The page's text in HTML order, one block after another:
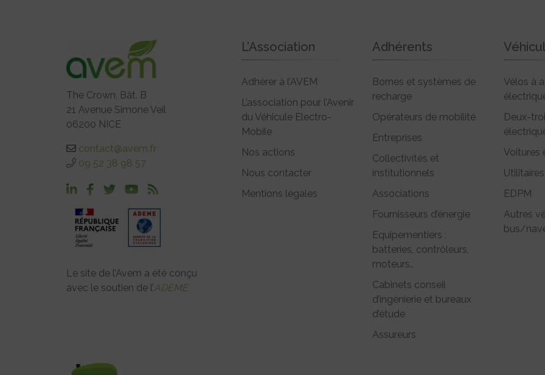
The Crown, Bât. B
21 Avenue Simone Veil
06200 NICE
contact@avem.fr
09 52 38 98 57
Le site de l’Avem a été conçu
avec le soutien de l’ADEME
L’Association
Adhérer à l’AVEM
L’association pour l’Avenir
du Véhicule Electro-
Mobile
Nos actions
Nous contacter
Mentions légales
Adhérents
Bornes et systèmes de
recharge
Opérateurs de mobilité
Entreprises
Collectivités et
institutionnels
Associations
Fournisseurs d’énergie
Equipementiers :
batteries, contrôleurs,
moteurs..
Cabinets conseil
d’ingénierie et bureaux
d’étude
Assureurs
Vélos à
Deux-
Voitures
Utilitaires
EDPM
Autres
bus/